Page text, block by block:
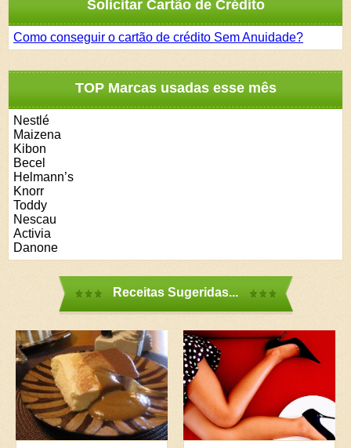
Solicitar Cartão de Crédito
Como conseguir o cartão de crédito Sem Anuidade?
TOP Marcas usadas esse mês
Nestlé
Maizena
Kibon
Becel
Helmann’s
Knorr
Toddy
Nescau
Activia
Danone
Receitas Sugeridas...